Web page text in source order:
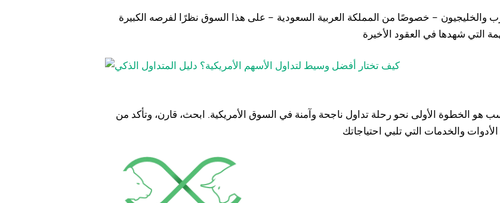
والخليجيون – خصوصًا من المملكة العربية السعودية – على هذا السوق نظرًا لفرصه الكبيرة
هو الخطوة الأولى نحو رحلة تداول ناجحة وآمنة في السوق الأمريكية. ابحث، قارن، وتأكد من